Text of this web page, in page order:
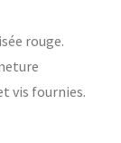
rouge.
vis fournies.